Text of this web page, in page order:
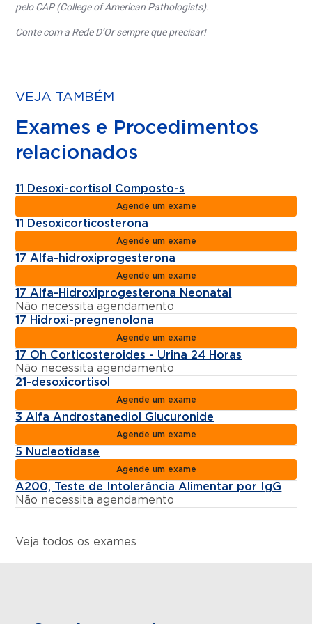
pelo CAP (College of American Pathologists).
Conte com a Rede D’Or sempre que precisar!
VEJA TAMBÉM
Exames e Procedimentos
relacionados
11 Desoxi-cortisol Composto-s
Agende um exame
11 Desoxicorticosterona
Agende um exame
17 Alfa-hidroxiprogesterona
Agende um exame
17 Alfa-Hidroxiprogesterona Neonatal
Não necessita agendamento
17 Hidroxi-pregnenolona
Agende um exame
17 Oh Corticosteroides - Urina 24 Horas
Não necessita agendamento
21-desoxicortisol
Agende um exame
3 Alfa Androstanediol Glucuronide
Agende um exame
5 Nucleotidase
Agende um exame
A200, Teste de Intolerância Alimentar por IgG
Não necessita agendamento
Veja todos os exames